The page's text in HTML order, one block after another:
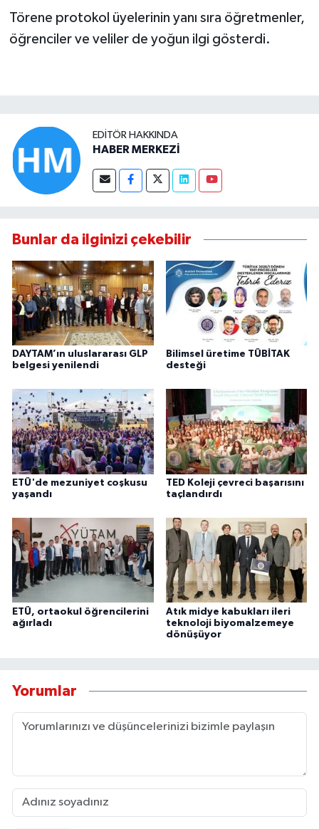
Törene protokol üyelerinin yanı sıra öğretmenler,
öğrenciler ve veliler de yoğun ilgi gösterdi.
EDITÖR HAKKINDA
HABER MERKEZİ
Bunlar da ilginizi çekebilir
DAYTAM’ın uluslararası GLP
belgesi yenilendi
Bilimsel üretime TÜBİTAK
desteği
ETÜ'de mezuniyet coşkusu
yaşandı
TED Koleji çevreci başarısını
taçlandırdı
ETÜ, ortaokul öğrencilerini
ağırladı
Atık midye kabukları ileri
teknoloji biyomalzemeye
dönüşüyor
Yorumlar